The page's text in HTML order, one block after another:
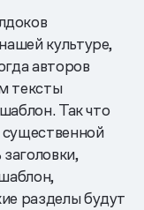
культуре,
авторов
тексты
Так что
разделы будут